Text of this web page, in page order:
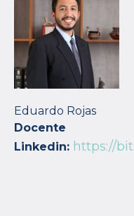
Eduardo Rojas
Docente
Linkedin: https://